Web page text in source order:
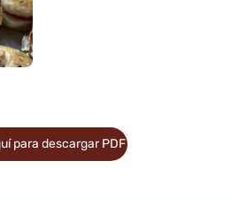
para descargar PDF